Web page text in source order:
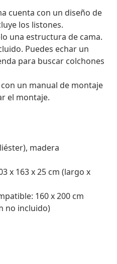
cuenta con un diseño de
los listones.
una estructura de cama.
Puedes echar un
para buscar colchones
un manual de montaje
el montaje.
madera
x 163 x 25 cm (largo x
160 x 200 cm
no incluido)